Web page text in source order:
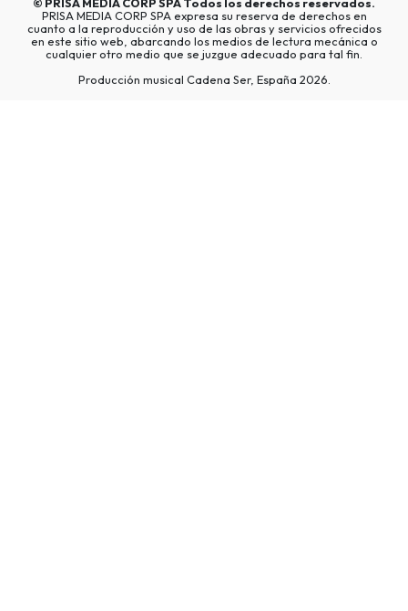
PRISA MEDIA CORP SPA expresa su reserva de derechos en
cuanto a la reproducción y uso de las obras y servicios ofrecidos
en este sitio web, abarcando los medios de lectura mecánica o
cualquier otro medio que se juzgue adecuado para tal fin.
Producción musical Cadena Ser, España 2026.